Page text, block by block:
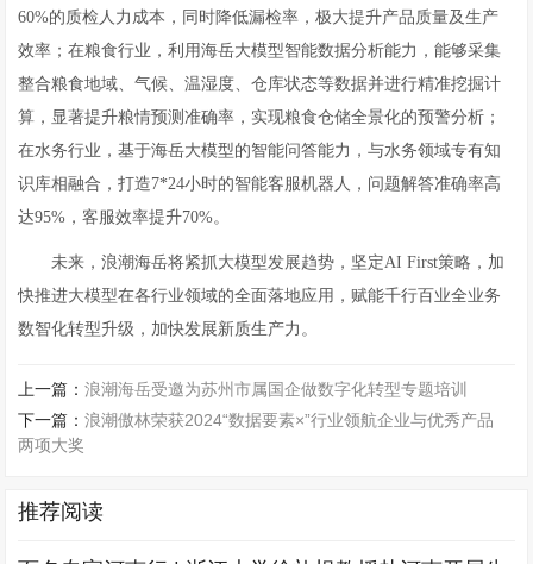
60%的质检人力成本，同时降低漏检率，极大提升产品质量及生产
效率；在粮食行业，利用海岳大模型智能数据分析能力，能够采集
整合粮食地域、气候、温湿度、仓库状态等数据并进行精准挖掘计
算，显著提升粮情预测准确率，实现粮食仓储全景化的预警分析；
在水务行业，基于海岳大模型的智能问答能力，与水务领域专有知
识库相融合，打造7*24小时的智能客服机器人，问题解答准确率高
达95%，客服效率提升70%。
未来，浪潮海岳将紧抓大模型发展趋势，坚定AI First策略，加
快推进大模型在各行业领域的全面落地应用，赋能千行百业全业务
数智化转型升级，加快发展新质生产力。
上一篇：浪潮海岳受邀为苏州市属国企做数字化转型专题培训
下一篇：浪潮傲林荣获2024“数据要素×”行业领航企业与优秀产品
两项大奖
推荐阅读